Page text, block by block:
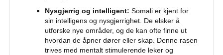
Nysgjerrig og intelligent: Somali er kjent for
sin intelligens og nysgjerrighet. De elsker å
utforske nye områder, og de kan ofte finne ut
hvordan de åpner dører eller skap. Denne rasen
trives med mentalt stimulerende leker og